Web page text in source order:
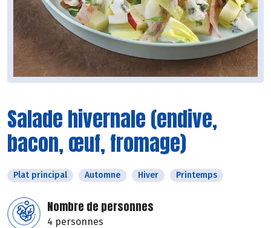
Salade hivernale (endive,
bacon, œuf, fromage)
Plat principal Automne Hiver Printemps
Nombre de personnes
4 personnes